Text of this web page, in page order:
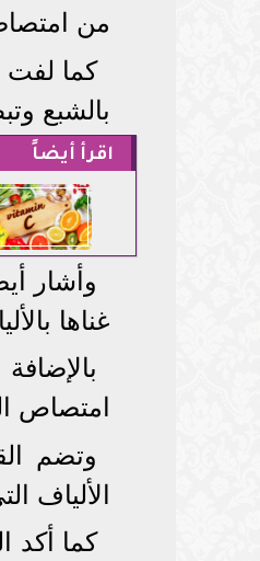
من
كما لفت
بالشبع
اقرأ أيضاً
وأشار
غناها
امتصاص
وتضم
الألياف
كما أكد